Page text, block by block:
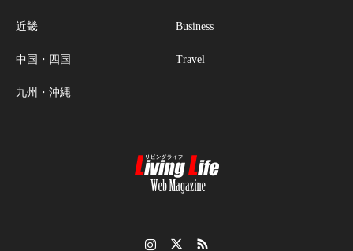
近畿
中国・四国
九州・沖縄
Business
Travel